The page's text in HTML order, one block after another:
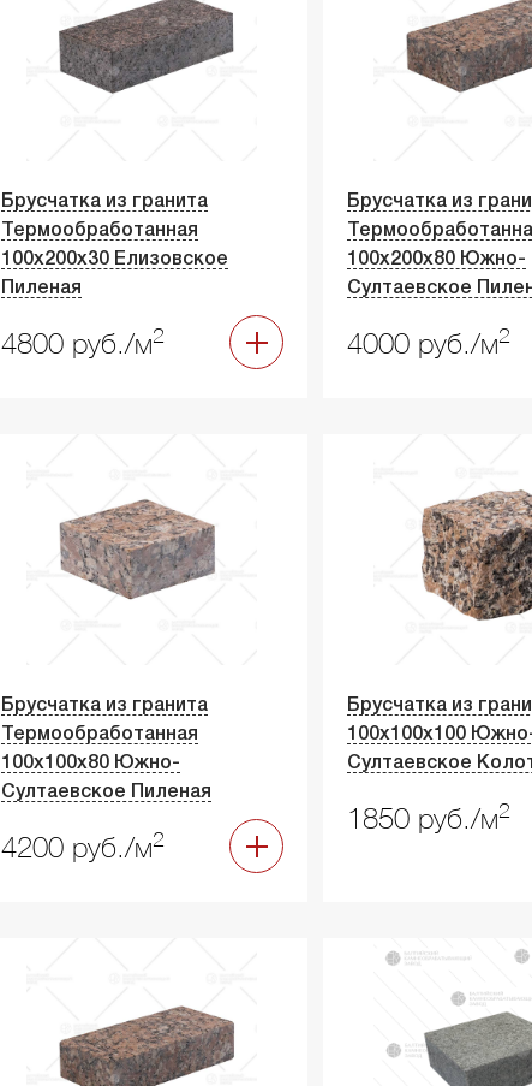
Брусчатка из гранита
Термообработанная
100х200х30 Елизовское
Пиленая
4800 руб./м2
Брусчатка из
100х200х80 Южно-
Султаевское
4000 руб./м2
Брусчатка из гранита
Термообработанная
100х100х80 Южно-
Султаевское Пиленая
4200 руб./м2
Брусчатка из
100х100х100
Султаевское
1850 руб./м2